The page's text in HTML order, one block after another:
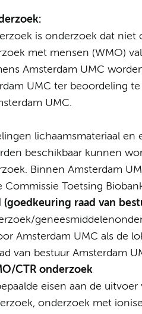
is onderzoek dat niet
met mensen (WMO)
Amsterdam UMC
UMC ter beoordeling
UMC.
lichaamsmateriaal en
beschikbaar kunnen
Binnen Amsterdam
Toetsing
raad van
Amsterdam UMC als de
van bestuur Amsterdam
CTR onderzoek
eisen aan de
onderzoek met